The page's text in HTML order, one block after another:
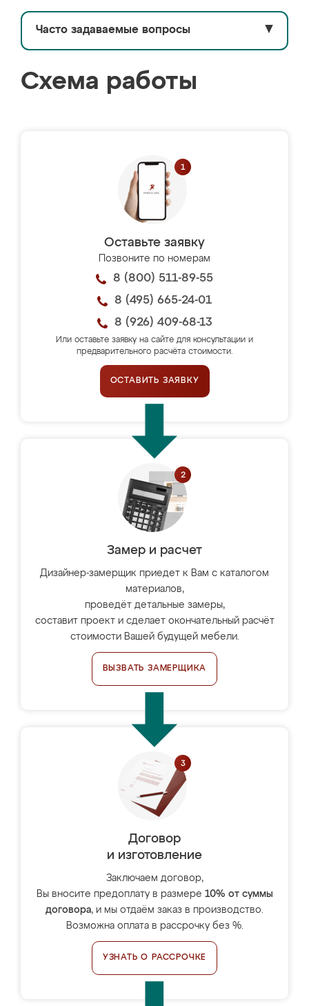
Часто задаваемые вопросы ▼
Схема работы
Оставьте заявку
Позвоните по номерам
8 (800) 511-89-55
8 (495) 665-24-01
8 (926) 409-68-13
Или оставьте заявку на сайте для консультации и
предварительного расчёта стоимости.
ОСТАВИТЬ ЗАЯВКУ
Замер и расчет
Дизайнер-замерщик приедет к Вам с каталогом
материалов,
проведёт детальные замеры,
составит проект и сделает окончательный расчёт
стоимости Вашей будущей мебели.
ВЫЗВАТЬ ЗАМЕРЩИКА
Договор
и изготовление
Заключаем договор,
Вы вносите предоплату в размере 10% от суммы
договора, и мы отдаём заказ в производство.
Возможна оплата в рассрочку без %.
УЗНАТЬ О РАССРОЧКЕ